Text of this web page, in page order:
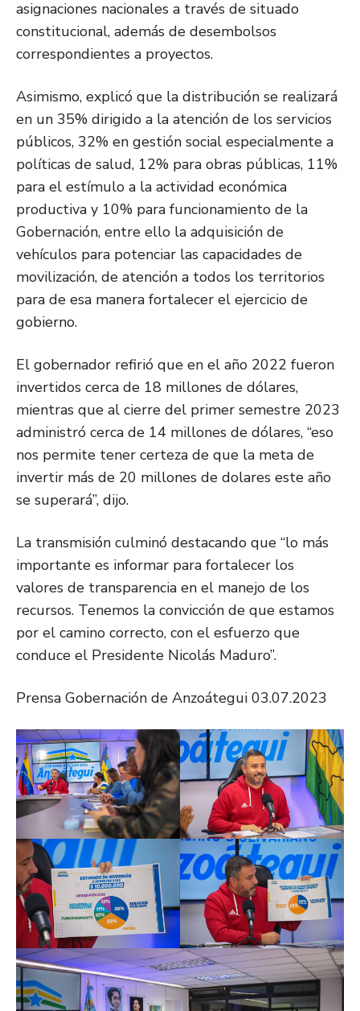
asignaciones nacionales a través de situado
constitucional, además de desembolsos
correspondientes a proyectos.
Asimismo, explicó que la distribución se realizará
en un 35% dirigido a la atención de los servicios
públicos, 32% en gestión social especialmente a
políticas de salud, 12% para obras públicas, 11%
para el estímulo a la actividad económica
productiva y 10% para funcionamiento de la
Gobernación, entre ello la adquisición de
vehículos para potenciar las capacidades de
movilización, de atención a todos los territorios
para de esa manera fortalecer el ejercicio de
gobierno.
El gobernador refirió que en el año 2022 fueron
invertidos cerca de 18 millones de dólares,
mientras que al cierre del primer semestre 2023
administró cerca de 14 millones de dólares, “eso
nos permite tener certeza de que la meta de
invertir más de 20 millones de dolares este año
se superará”, dijo.
La transmisión culminó destacando que “lo más
importante es informar para fortalecer los
valores de transparencia en el manejo de los
recursos. Tenemos la convicción de que estamos
por el camino correcto, con el esfuerzo que
conduce el Presidente Nicolás Maduro”.
Prensa Gobernación de Anzoátegui 03.07.2023